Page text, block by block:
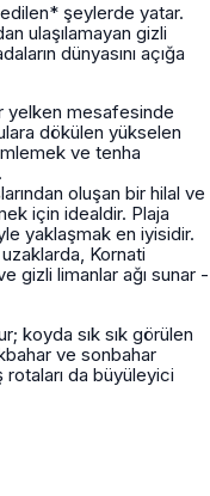
şeylerde yatar.
ulaşılamayan gizli
dünyasını açığa
yelken mesafesinde
dökülen yükselen
ve tenha
oluşan bir hilal ve
için idealdir. Plaja
yaklaşmak en iyisidir.
Kornati
gizli limanlar ağı sunar -
koyda sık sık görülen
ve sonbahar
da büyüleyici